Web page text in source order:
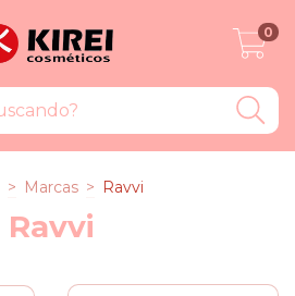
0
> Marcas > Ravvi
Ravvi